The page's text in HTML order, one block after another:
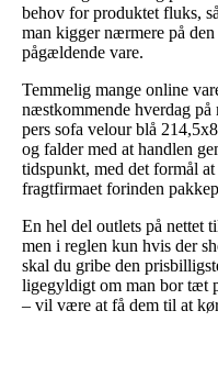
behov for produktet fluks,
man kigger nærmere på
pågældende vare.
Temmelig mange online
næstkommende hverdag
pers sofa velour blå
og falder med at handlen
tidspunkt, med det formål
fragtfirmaet forinden
En hel del outlets på nettet
men i reglen kun hvis der
skal du gribe den
ligegyldigt om man bor tæt
– vil være at få dem til at